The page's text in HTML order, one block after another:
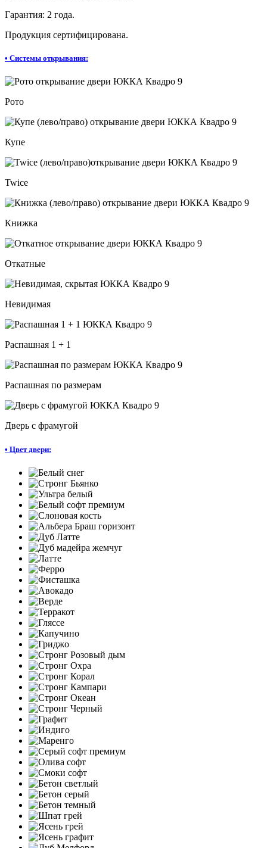
Гарантия: 2 года.
Продукция сертифицирована.
• Системы открывания:
Рото
Купе
Twice
Книжка
Откатные
Невидимая
Распашная 1 + 1
Распашная по размерам
Дверь с фрамугой
• Цвет двери: